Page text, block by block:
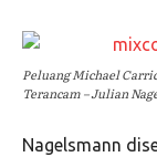
Peluang Michael
Terancam – Julian
Nagelsmann